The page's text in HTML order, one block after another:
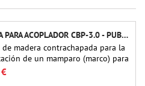
PLACA PARA ACOPLADOR CBP-3.0 - PUBLIC MISSILES LTD.
de madera contrachapada para la
de un mamparo (marco) para
de tubo de 75 mm de
Missiles Ltd. (PT-3.0/QT-3.0)